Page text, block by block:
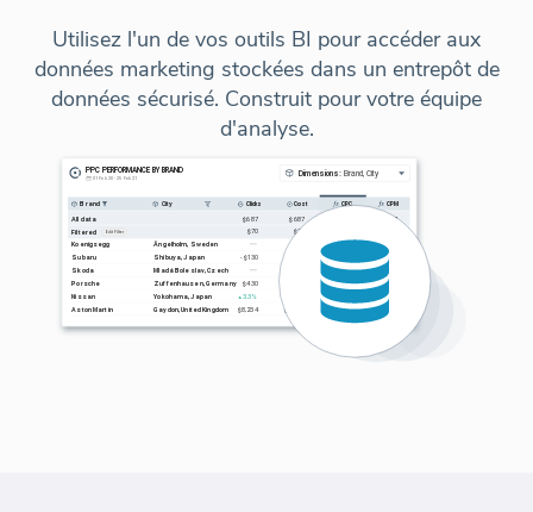
Utilisez l'un de vos outils BI pour accéder aux
données marketing stockées dans un entrepôt de
données sécurisé. Construit pour votre équipe
d'analyse.